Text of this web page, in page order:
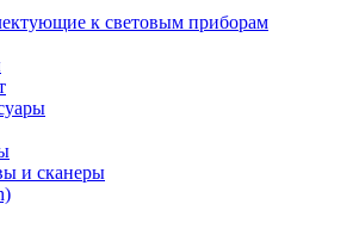
к световым приборам
и сканеры